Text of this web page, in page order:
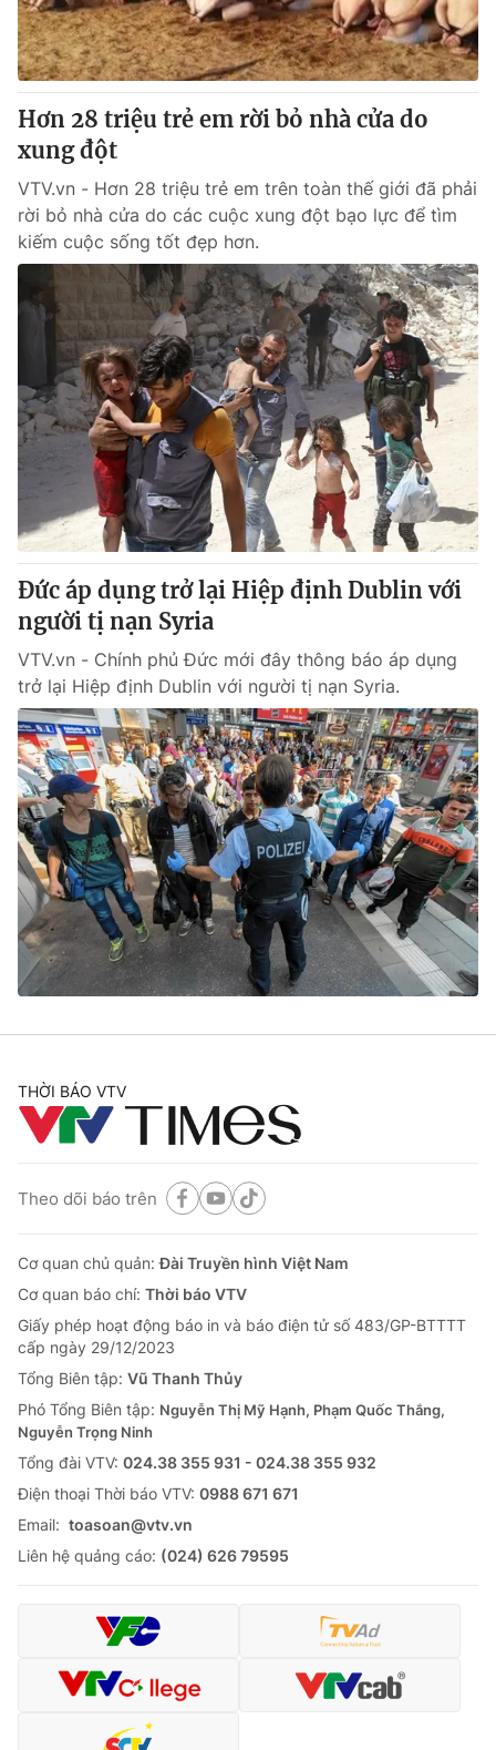
Hơn 28 triệu trẻ em rời bỏ nhà cửa do
xung đột
VTV.vn - Hơn 28 triệu trẻ em trên toàn thế giới đã phải
rời bỏ nhà cửa do các cuộc xung đột bạo lực để tìm
kiếm cuộc sống tốt đẹp hơn.
Đức áp dụng trở lại Hiệp định Dublin với
người tị nạn Syria
VTV.vn - Chính phủ Đức mới đây thông báo áp dụng
trở lại Hiệp định Dublin với người tị nạn Syria.
THỜI BÁO VTV
Theo dõi báo trên
Cơ quan chủ quản:Đài Truyền hình Việt Nam
Cơ quan báo chí: Thời báo VTV
Giấy phép hoạt động báo in và báo điện tử số 483/GP-BTTTT
cấp ngày 29/12/2023
Tổng Biên tập: Vũ Thanh Thủy
Phó Tổng Biên tập: Nguyễn Thị Mỹ Hạnh, Phạm Quốc Thắng,
Nguyễn Trọng Ninh
Tổng đài VTV: 024.38 355 931 - 024.38 355 932
Ðiện thoại Thời báo VTV: 0988 671 671
Email: toasoan@vtv.vn
Liên hệ quảng cáo: (024) 626 79595